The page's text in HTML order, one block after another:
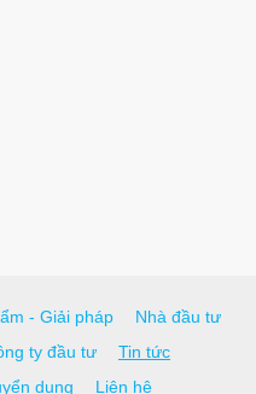
- Giải pháp
Nhà đầu tư
ty đầu tư
Tin tức
dụng Liên hệ